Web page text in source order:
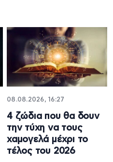
08.08.2026, 16:27
4 ζώδια που θα δουν
την τύχη να τους
χαμογελά μέχρι το
τέλος του 2026